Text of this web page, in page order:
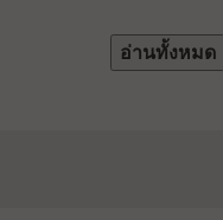
อ่านทั้งหมด